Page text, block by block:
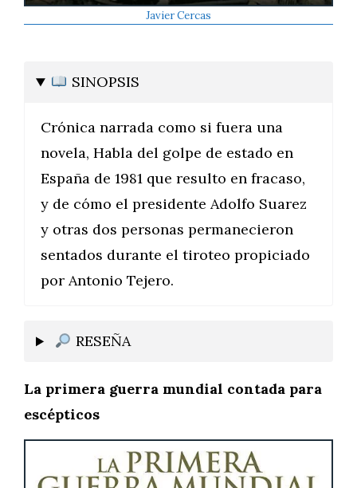
Javier Cercas
SINOPSIS
Crónica narrada como si fuera una
novela, Habla del golpe de estado en
España de 1981 que resulto en fracaso,
y de cómo el presidente Adolfo Suarez
y otras dos personas permanecieron
sentados durante el tiroteo propiciado
por Antonio Tejero.
RESEÑA
La primera guerra mundial contada para
escépticos